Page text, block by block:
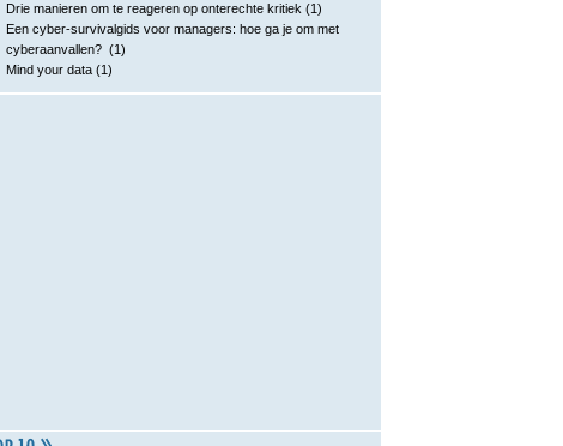
Drie manieren om te reageren op onterechte kritiek (1)
Een cyber-survivalgids voor managers: hoe ga je om met
cyberaanvallen? (1)
Mind your data (1)